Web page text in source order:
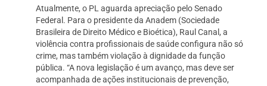
Atualmente, o PL aguarda apreciação pelo Senado
Federal. Para o presidente da Anadem (Sociedade
Brasileira de Direito Médico e Bioética), Raul Canal, a
violência contra profissionais de saúde configura não só
crime, mas também violação à dignidade da função
pública. “A nova legislação é um avanço, mas deve ser
acompanhada de ações institucionais de prevenção,